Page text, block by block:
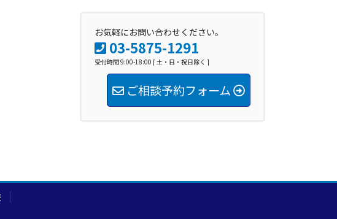
お気軽にお問い合わせください。
03-5875-1291
受付時間 9:00-18:00 [ 土・日・祝日除く ]
ご相談予約フォーム